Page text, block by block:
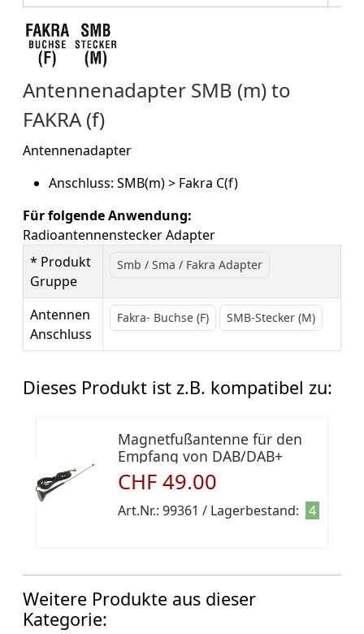
Antennenadapter SMB (m) to
FAKRA (f)
Antennenadapter
Anschluss: SMB(m) > Fakra C(f)
Für folgende Anwendung:
Radioantennenstecker Adapter
* Produkt
Gruppe
Smb / Sma / Fakra Adapter
Antennen
Anschluss
Fakra- Buchse (F) SMB-Stecker (M)
Dieses Produkt ist z.B. kompatibel zu:
Magnetfußantenne für den
Empfang von DAB/DAB+
CHF 49.00
Art.Nr.: 99361 / Lagerbestand: 4
Weitere Produkte aus dieser
Kategorie: